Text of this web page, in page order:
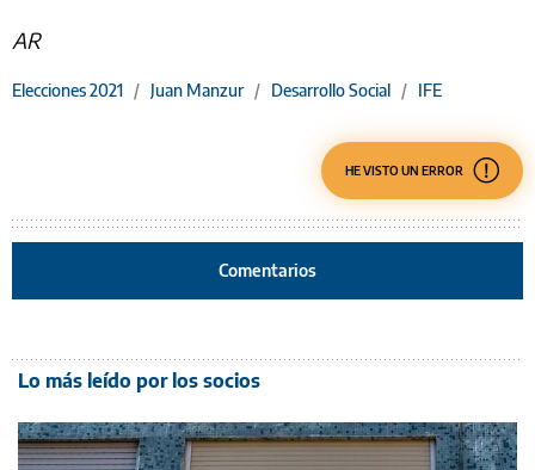
AR
Elecciones 2021 / Juan Manzur / Desarrollo Social / IFE
HE VISTO UN ERROR
Comentarios
Lo más leído por los socios